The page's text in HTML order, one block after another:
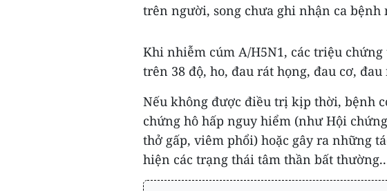
trên người, song chưa ghi nhận ca
Khi nhiễm cúm A/H5N1, các triệu
trên 38 độ, ho, đau rát họng, đau cơ, đau
Nếu không được điều trị kịp thời, bệnh
chứng hô hấp nguy hiểm (như Hội
thở gấp, viêm phổi) hoặc gây ra những
hiện các trạng thái tâm thần bất